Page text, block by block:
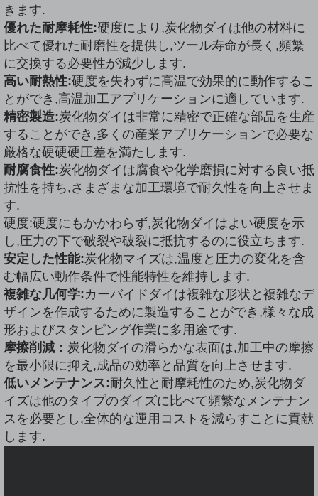
きます.
優れた耐摩耗性:硬度により,炭化物ダイは他の材料に
比べて優れた耐磨性を提供し,ツール寿命が長く,頻繁
に交換する必要性が減少します.
高い耐熱性:硬度を失わずに高温で効果的に動作するこ
とができ,高温加工アプリケーションに適しています.
精密製造:炭化物ダイは非常に精密で正確な部品を生産
することができ,多くの産業アプリケーションで必要な
厳格な硬硬硬圧差を満たします.
耐腐食性:炭化物ダイは腐食や化学磨損に対する良い抵
抗性を持ち,さまざまな加工環境で耐久性を向上させま
す.
硬度:硬度にもかかわらず,炭化物ダイはよい硬度を示
し,圧力の下で破裂や破裂に抵抗するのに役立ちます.
安定した性能:炭化物マイズは,温度と圧力の変化を含
む幅広い動作条件で性能特性を維持します.
複雑な几何学:カーバイドダイは複雑な形状と複雑なデ
ザインを作成するために製造することができ,様々な成
形およびスタンピング作業に多用途です.
摩擦削減： 炭化物ダイの滑らかな表面は,加工中の摩擦
を最小限に抑え,成品の効率と品質を向上させます.
低いメンテナンス:耐久性と耐摩耗性のため,炭化物ダ
イズは他のタイプのダイズに比べて頻繁なメンテナン
スを必要とし,全体的な運用コストを減らすことに貢献
します.